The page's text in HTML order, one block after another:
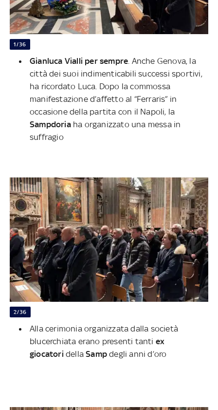
1/36
Gianluca Vialli per sempre . Anche Genova, la
città dei suoi indimenticabili successi sportivi,
ha ricordato Luca. Dopo la commossa
manifestazione d’affetto al “Ferraris” in
occasione della partita con il Napoli, la
Sampdoria ha organizzato una messa in
suffragio
2/36
Alla cerimonia organizzata dalla società
blucerchiata erano presenti tanti ex
giocatori dellaSampdegli anni d’oro